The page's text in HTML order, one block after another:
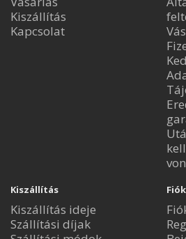
Kiszállítás
Kapcsolat
Kiszállítás
Kiszállítás ideje
Szállítási díjak